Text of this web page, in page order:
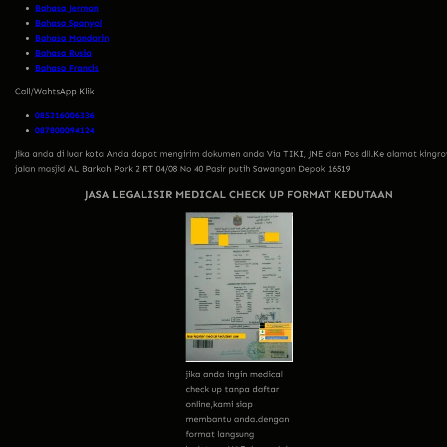
Bahasa Jerman
Bahasa Spanyol
Bahasa Mandarin
Bahasa Rusia
Bahasa Francis
Call/WahtsApp Klik
085216006336
087800094124
Jika anda di luar kota Anda dapat mengirim dokumen anda Via TIKI, JNE dan Pos dll.Ke alamat
jalan masjid AL Barkah Pork 2 RT 04/08 No 40 Pasir putih Sawangan Depok 16519
JASA LEGALISIR MEDICAL CHECK UP FORMAT KEDUTAAN
jika anda ingin medical
check up tanpa daftar
online,kami siap
membantu anda.dengan
format langsung